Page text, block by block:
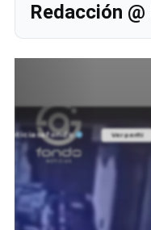
Redacción
Ver perfil
@noticiasafondo Ver perfil